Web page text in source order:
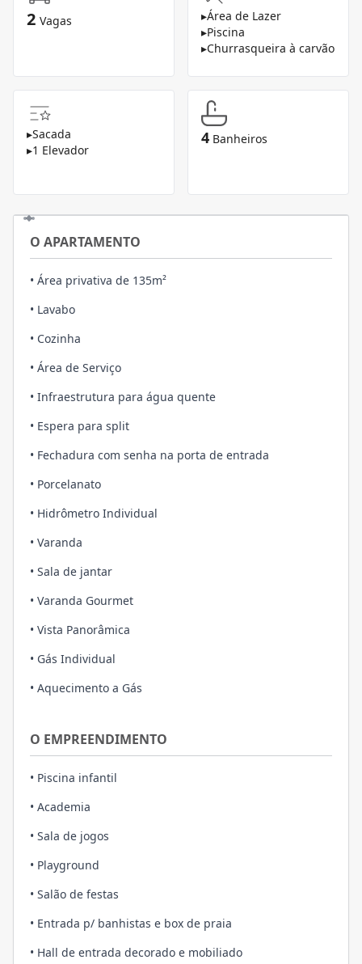
2 Vagas ▸Área de Lazer
▸Piscina
▸Churrasqueira à carvão
▸Sacada
▸1 Elevador
4 Banheiros
O APARTAMENTO
• Área privativa de 135m²
• Lavabo
• Cozinha
• Área de Serviço
• Infraestrutura para água quente
• Espera para split
• Fechadura com senha na porta de entrada
• Porcelanato
• Hidrômetro Individual
• Varanda
• Sala de jantar
• Varanda Gourmet
• Vista Panorâmica
• Gás Individual
• Aquecimento a Gás
O EMPREENDIMENTO
• Piscina infantil
• Academia
• Sala de jogos
• Playground
• Salão de festas
• Entrada p/ banhistas e box de praia
• Hall de entrada decorado e mobiliado